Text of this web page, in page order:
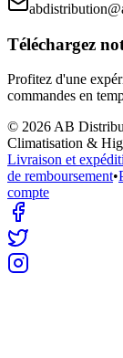
Téléchargez
Profitez d'une
commandes en
© 2026 AB
Climatisation &
Livraison et
de remboursement•
compte